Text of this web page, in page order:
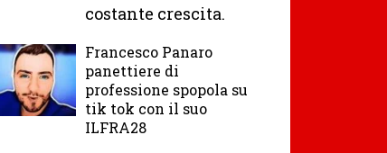
costante crescita.
Francesco Panaro
panettiere di
professione spopola su
tik tok con il suo
ILFRA28